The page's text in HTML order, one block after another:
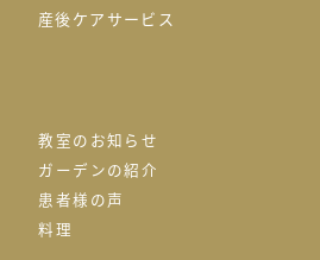
産後ケアサービス
教室のお知らせ
ガーデンの紹介
患者様の声
料理